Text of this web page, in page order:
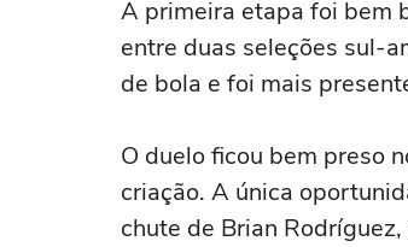
A primeira etapa foi bem
entre duas seleções sul-
de bola e foi mais
O duelo ficou bem preso
criação. A única
chute de Brian